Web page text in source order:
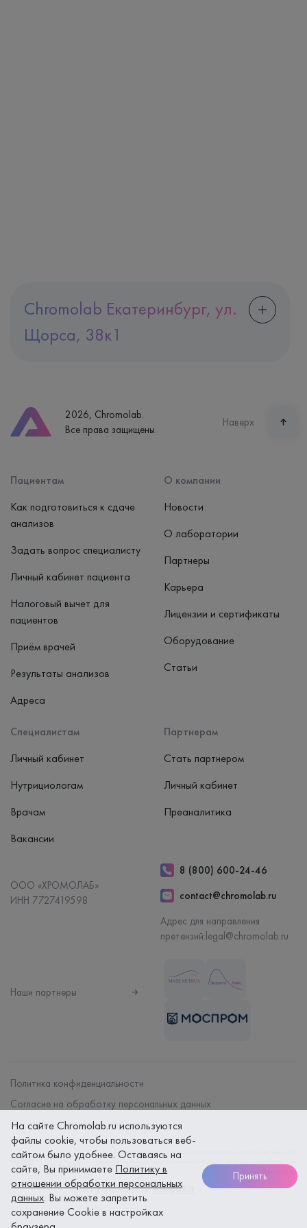
Chromolab Екатеринбург, ул.
Щорса, 38к1
Часы работы
пн-вс: 7:30-15:00
2026, Chromolab.
Все права защищены.
Наверх
Пациентам
Как подготовиться к сдаче
анализов
Задать вопрос специалисту
Личный кабинет пациента
Налоговый вычет для
пациентов
Приём врачей
Результаты анализов
Адреса
Специалистам
Личный кабинет
Нутрициологам
Врачам
Вакансии
Партнерам
Стать партнером
Личный кабинет
Преаналитика
О компании
Новости
О лаборатории
Партнеры
Карьера
Лицензии и сертификаты
Оборудование
Статьи
ООО «ХРОМОЛАБ»
ИНН 7727419598
8 (800) 600-24-46
contact@chromolab.ru
Адрес для направления
претензий:legal@chromolab.ru
Наши партнеры
Политика конфиденциальности
Согласие на обработку персональных данных
Договор на оказание мед. услуг
Безопасность платежей гарантируется использованием SSL
протокола. Данные вашей банковской карты надежно защищены при
оплате онлайн
Сайт разработанmegaBit
На сайте Chromolab.ru используются
файлы cookie, чтобы пользоваться веб-
сайтом было удобнее. Оставаясь на
сайте, Вы принимаете Политику в
отношении обработки персональных
данных. Вы можете запретить
сохранение Cookie в настройках
Принять